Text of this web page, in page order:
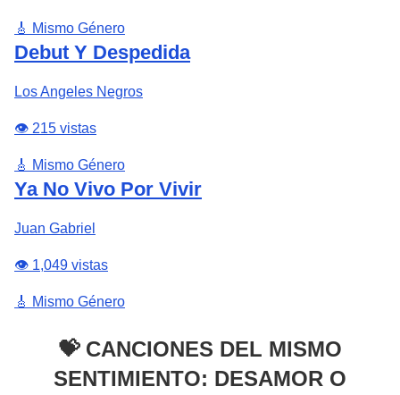
🎸 Mismo Género
Debut Y Despedida
Los Angeles Negros
👁️ 215 vistas
🎸 Mismo Género
Ya No Vivo Por Vivir
Juan Gabriel
👁️ 1,049 vistas
🎸 Mismo Género
💝 CANCIONES DEL MISMO
SENTIMIENTO: DESAMOR O